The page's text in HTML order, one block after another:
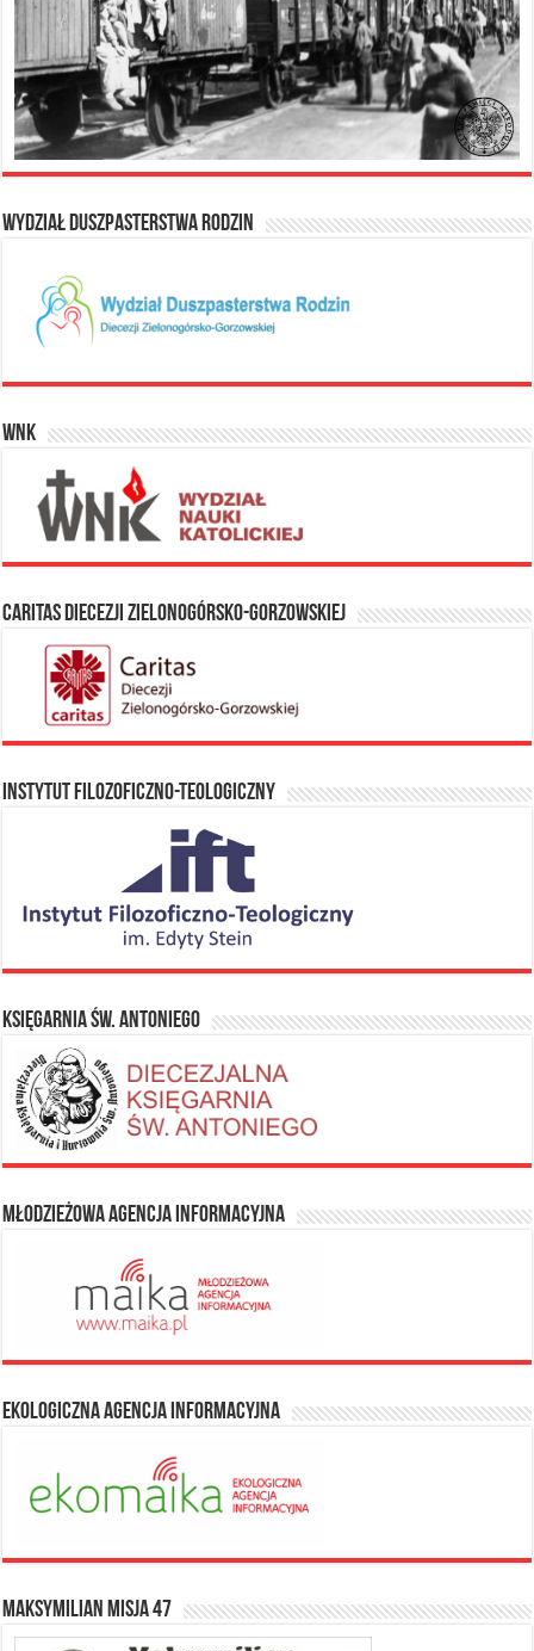
Wydział Duszpasterstwa Rodzin
WNK
Caritas Diecezji Zielonogórsko-Gorzowskiej
Instytut Filozoficzno-Teologiczny
Księgarnia Św. Antoniego
Młodzieżowa Agencja Informacyjna
Ekologiczna Agencja Informacyjna
Maksymilian Misja 47